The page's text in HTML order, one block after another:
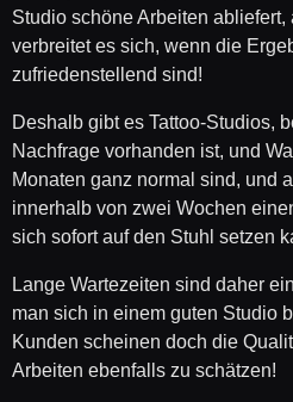
Studio schöne Arbeiten
verbreitet es sich, wenn die
zufriedenstellend sind!
Deshalb gibt es Tattoo-Studios,
Nachfrage vorhanden ist, und
Monaten ganz normal sind, und
innerhalb von zwei Wochen
sich sofort auf den Stuhl setzen
Lange Wartezeiten sind daher
man sich in einem guten Studio
Kunden scheinen doch die
Arbeiten ebenfalls zu schätzen!